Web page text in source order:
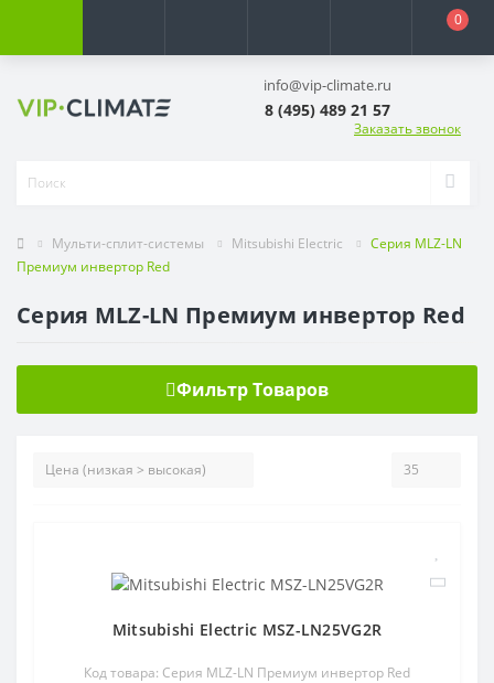
0
info@vip-climate.ru
8 (495) 489 21 57
Заказать звонок
Мульти-сплит-системы Mitsubishi Electric
Серия MLZ-LN
Премиум инвертор Red
Серия MLZ-LN Премиум инвертор Red
Фильтр Товаров
Mitsubishi Electric MSZ-LN25VG2R
Код товара: Серия MLZ-LN Премиум инвертор Red